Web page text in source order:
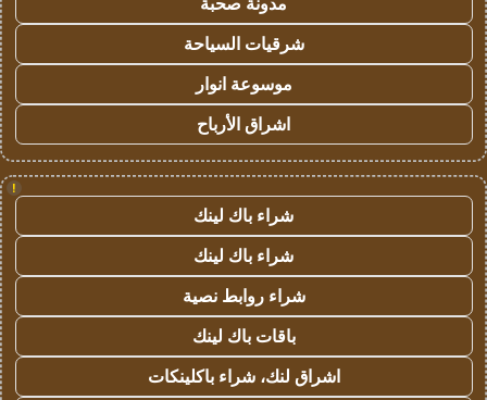
شرقيات السياحة
موسوعة انوار
اشراق الأرباح
!
شراء باك لينك
شراء باك لينك
شراء روابط نصية
باقات باك لينك
اشراق لنك، شراء باكلينكات